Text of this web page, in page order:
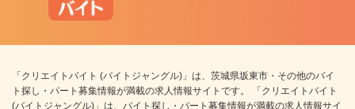
「クリエイトバイト (バイトジャングル)」は、茨城県坂東市・その他のバイ
ト探し・パート募集情報が満載の求人情報サイトです。 「クリエイトバイト
(バイトジャングル)」は、バイト探し・パート募集情報が満載の求人情報サイ